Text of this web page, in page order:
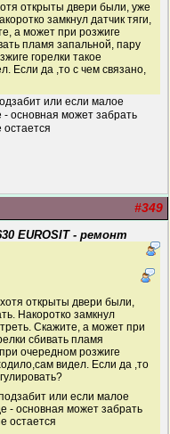
открыты двери были, уже
замкнул датчик тяги,
а может при розжиге
пламя запальной, пару
горелки такое
Если да ,то с чем связано,
или если малое
- основная может забрать
остается
#349
EUROSIT - ремонт
открыты двери были,
Накоротко замкнул
Скажите, а может при
сбивать пламя
очередном розжиге
видел. Если да ,то
или если малое
- основная может забрать
остается